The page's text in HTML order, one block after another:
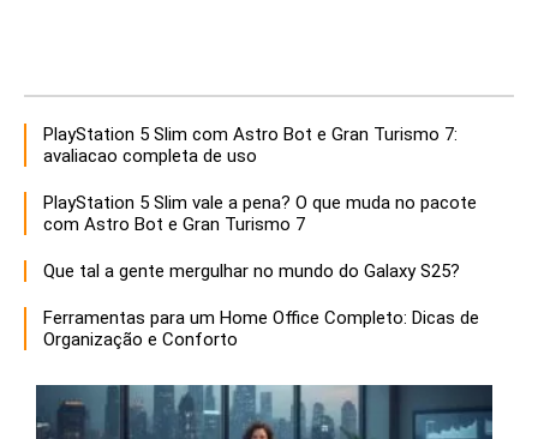
PlayStation 5 Slim com Astro Bot e Gran Turismo 7:
avaliacao completa de uso
PlayStation 5 Slim vale a pena? O que muda no pacote
com Astro Bot e Gran Turismo 7
Que tal a gente mergulhar no mundo do Galaxy S25?
Ferramentas para um Home Office Completo: Dicas de
Organização e Conforto